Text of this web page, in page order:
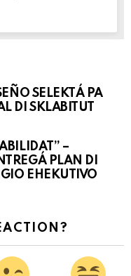
SELEKTÁ PA
DI SKLABITUT
–
PLAN DI
EHEKUTIVO